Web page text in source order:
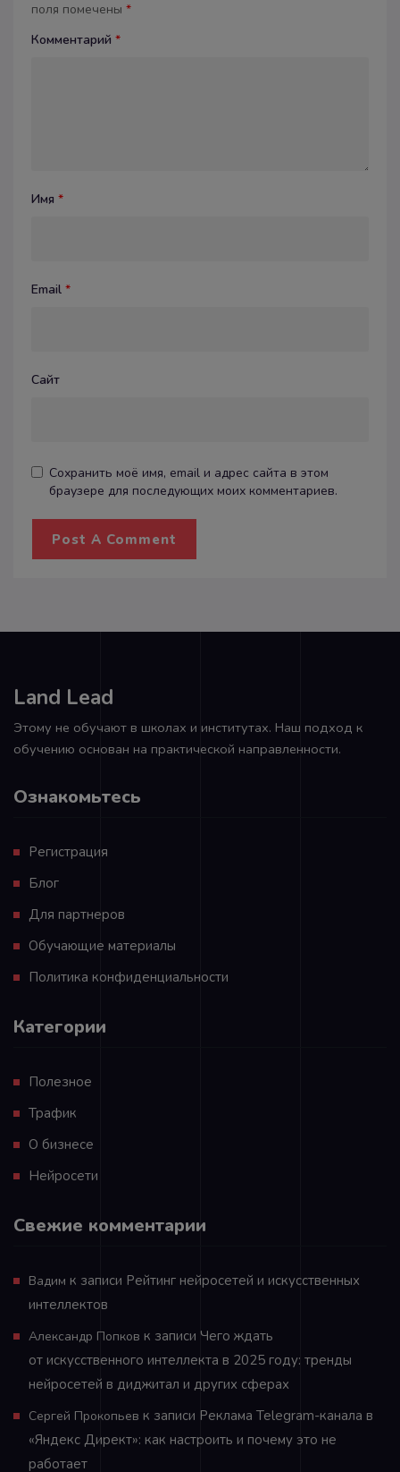
поля помечены *
Комментарий *
Имя *
Email *
Сайт
Сохранить моё имя, email и адрес сайта в этом
браузере для последующих моих комментариев.
Land Lead
Этому не обучают в школах и институтах. Наш подход к
обучению основан на практической направленности.
Ознакомьтесь
Регистрация
Блог
Для партнеров
Обучающие материалы
Политика конфиденциальности
Категории
Полезное
Трафик
О бизнесе
Нейросети
Свежие комментарии
Вадим к записи Рейтинг нейросетей и искусственных
интеллектов
Александр Попков к записи Чего ждать
от искусственного интеллекта в 2025 году: тренды
нейросетей в диджитал и других сферах
Сергей Прокопьев к записи Реклама Telegram-канала в
«Яндекс Директ»: как настроить и почему это не
работает